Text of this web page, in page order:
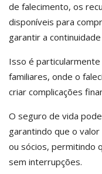
de falecimento, os
disponíveis para
garantir a
Isso é
familiares, onde o
criar complicações
O seguro de vida
garantindo que o
ou sócios, permitindo
sem interrupções.